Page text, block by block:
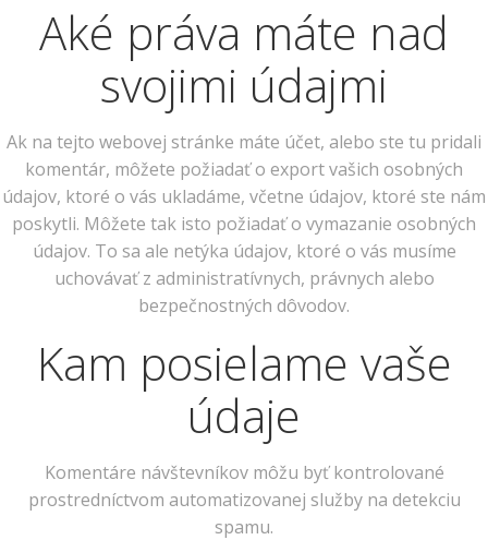
Aké práva máte nad
svojimi údajmi
Ak na tejto webovej stránke máte účet, alebo ste tu pridali
komentár, môžete požiadať o export vašich osobných
údajov, ktoré o vás ukladáme, včetne údajov, ktoré ste nám
poskytli. Môžete tak isto požiadať o vymazanie osobných
údajov. To sa ale netýka údajov, ktoré o vás musíme
uchovávať z administratívnych, právnych alebo
bezpečnostných dôvodov.
Kam posielame vaše
údaje
Komentáre návštevníkov môžu byť kontrolované
prostredníctvom automatizovanej služby na detekciu
spamu.